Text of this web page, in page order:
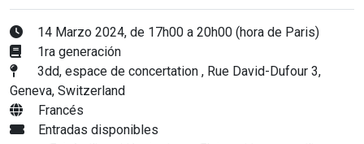
14 Marzo 2024, de 17h00 a 20h00 (hora de Paris)
1ra generación
3dd, espace de concertation , Rue David-Dufour 3,
Geneva, Switzerland
Francés
Entradas disponibles